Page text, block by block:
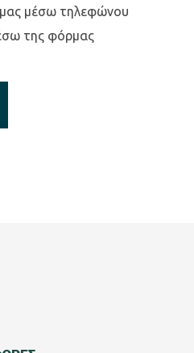
μας μέσω τηλεφώνου
της φόρμας